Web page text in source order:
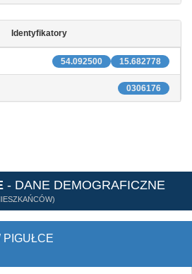
Identyfikatory
15.682778
54.092500
0306176
- DANE DEMOGRAFICZNE
PIGUŁCE